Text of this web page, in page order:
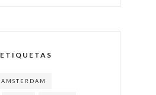
ETIQUETAS
AMSTERDAM